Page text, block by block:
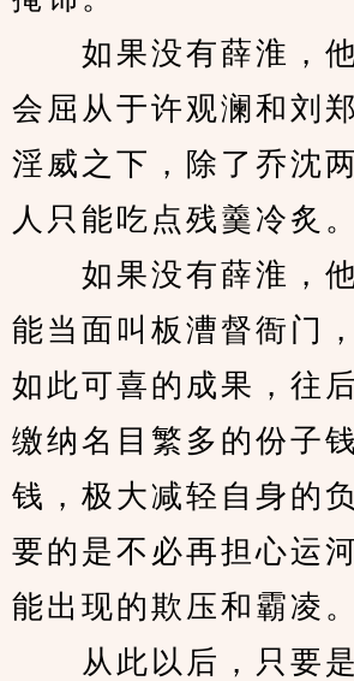
如果没有薛淮，他
会屈从于许观澜和刘
淫威之下，除了乔沈
人只能吃点残羹冷炙。
如果没有薛淮，他
能当面叫板漕督衙门
如此可喜的成果，往
缴纳名目繁多的份子
钱，极大减轻自身的
要的是不必再担心运
能出现的欺压和霸凌。
从此以后，只要是